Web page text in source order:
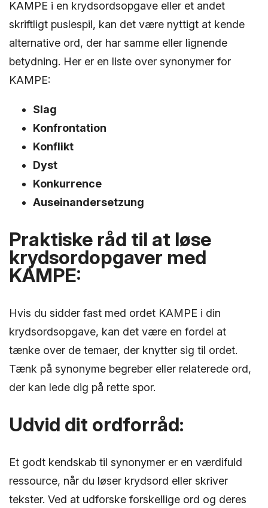
KAMPE i en krydsordsopgave eller et andet
skriftligt puslespil, kan det være nyttigt at kende
alternative ord, der har samme eller lignende
betydning. Her er en liste over synonymer for
KAMPE:
Slag
Konfrontation
Konflikt
Dyst
Konkurrence
Auseinandersetzung
Praktiske råd til at løse
krydsordopgaver med
KAMPE:
Hvis du sidder fast med ordet KAMPE i din
krydsordsopgave, kan det være en fordel at
tænke over de temaer, der knytter sig til ordet.
Tænk på synonyme begreber eller relaterede ord,
der kan lede dig på rette spor.
Udvid dit ordforråd:
Et godt kendskab til synonymer er en værdifuld
ressource, når du løser krydsord eller skriver
tekster. Ved at udforske forskellige ord og deres